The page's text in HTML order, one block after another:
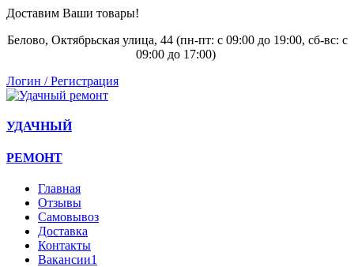
Доставим Ваши товары!
Белово, Октябрьская улица, 44 (пн-пт: с 09:00 до 19:00, сб-вс: с
09:00 до 17:00)
Логин / Регистрация
УДАЧНЫЙ
РЕМОНТ
Главная
Отзывы
Самовывоз
Доставка
Контакты
Вакансии1